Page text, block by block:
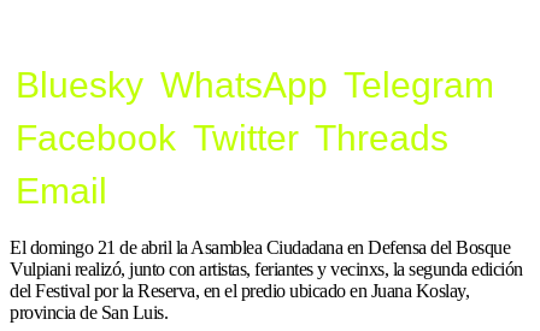
Bluesky WhatsApp Telegram
Facebook Twitter Threads
Email
El domingo 21 de abril la Asamblea Ciudadana en Defensa del Bosque
Vulpiani realizó, junto con artistas, feriantes y vecinxs, la segunda edición
del Festival por la Reserva, en el predio ubicado en Juana Koslay,
provincia de San Luis.